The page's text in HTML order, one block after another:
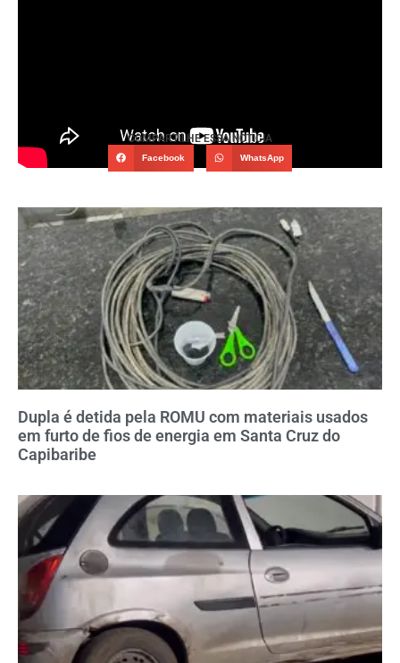
COMPARTILHE ESSA NOTÍCIA
Facebook WhatsApp
Dupla é detida pela ROMU com materiais usados
em furto de fios de energia em Santa Cruz do
Capibaribe